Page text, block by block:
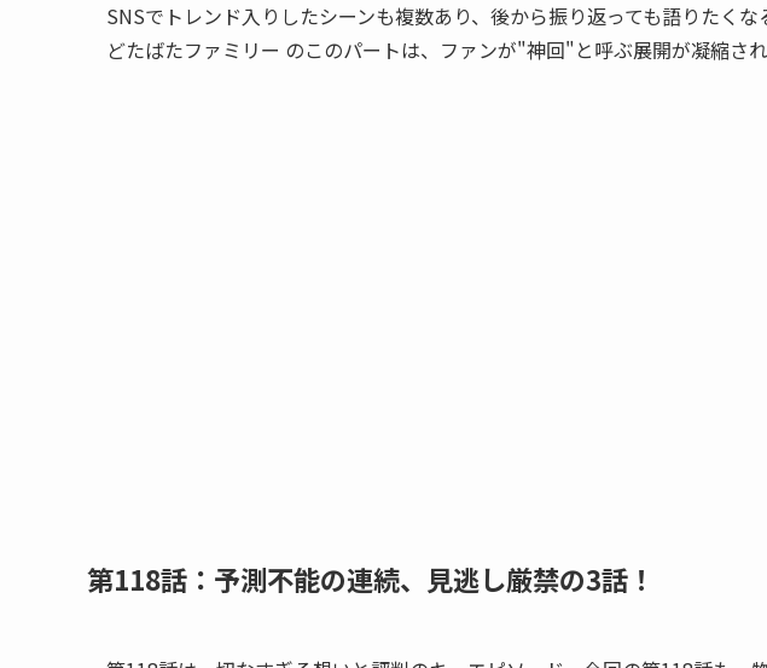
SNSでトレンド入りしたシーンも複数あり、後から振り返っても語りたくな
どたばたファミリー のこのパートは、ファンが"神回"と呼ぶ展開が凝縮され
第118話：予測不能の連続、見逃し厳禁の3話！